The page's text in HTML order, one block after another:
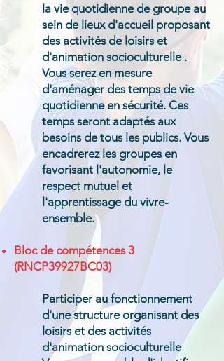
la vie quotidienne de groupe au
sein de lieux d'accueil proposant
des activités de loisirs et
d'animation socioculturelle .
Vous serez en mesure
d'aménager des temps de vie
quotidienne en sécurité. Ces
temps seront adaptés aux
besoins de tous les publics. Vous
encadrerez les groupes en
favorisant l'autonomie, le
respect mutuel et
l'apprentissage du vivre-
ensemble.​
Bloc de compétences 3
(RNCP39927BC03)​
Participer au fonctionnement
d'une structure organisant des
loisirs et des activités
d'animation socioculturelle